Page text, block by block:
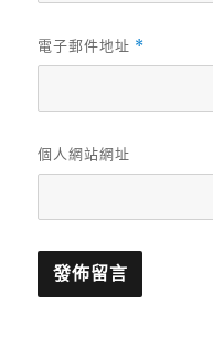
電子郵件地址 *
個人網站網址